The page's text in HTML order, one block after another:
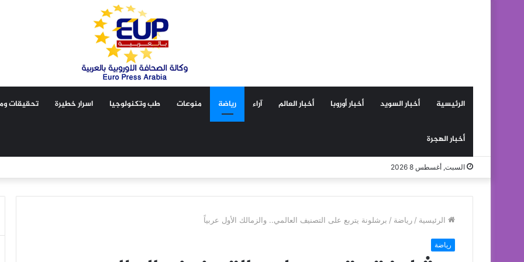
الرئيسية أخبار السويد أخبار أوروبا أخبار العالم آراء رياضة منوعات طب وتكنولوجيا اسرار خطيرة تحقيقات
أخبار الهجرة
السبت, أغسطس 8 2026
الرئيسية / رياضة / برشلونة يتربع على التصنيف العالمي.. والزمالك الأول عربياً
رياضة